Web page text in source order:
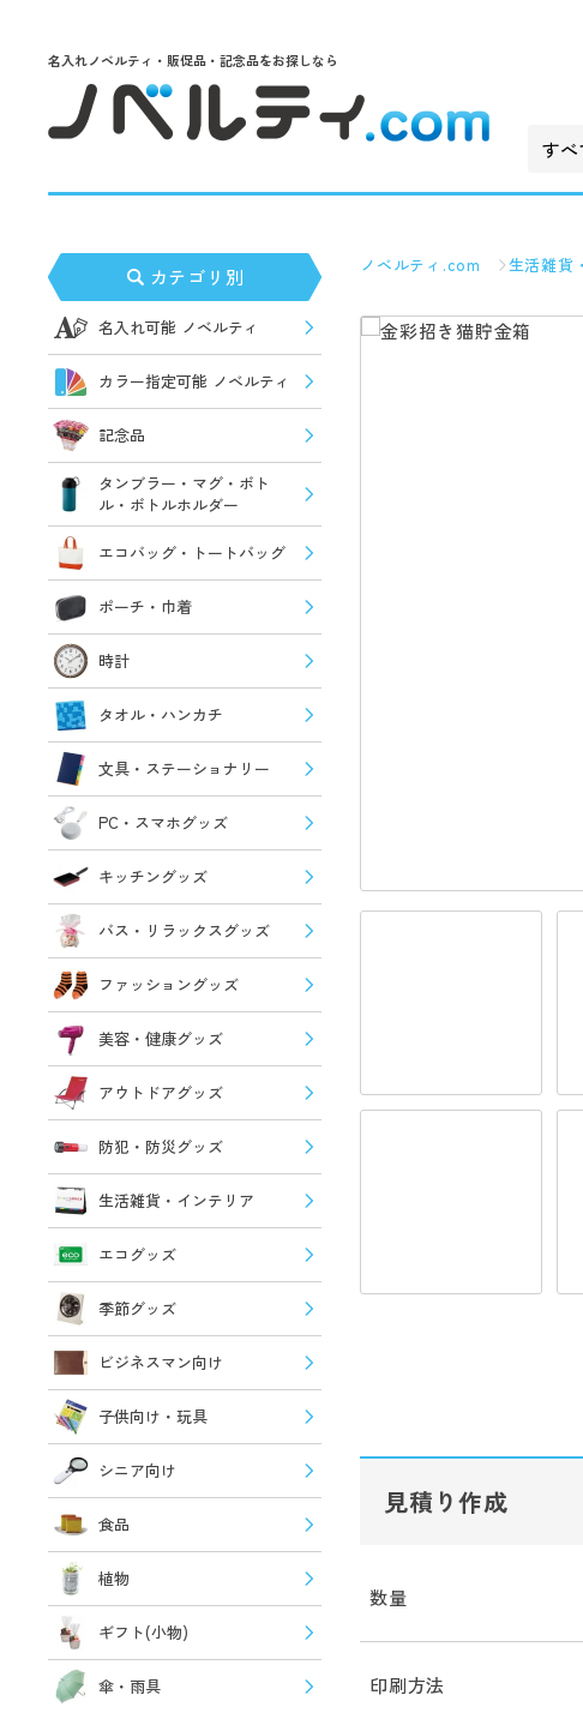
名入れノベルティ・販促品・記念品をお探しなら
カテゴリ別
名入れ可能 ノベルティ
カラー指定可能 ノベルティ
記念品
タンブラー・マグ・ボト
ル・ボトルホルダー
エコバッグ・トートバッグ
ポーチ・巾着
時計
タオル・ハンカチ
文具・ステーショナリー
PC・スマホグッズ
キッチングッズ
バス・リラックスグッズ
ファッショングッズ
美容・健康グッズ
アウトドアグッズ
防犯・防災グッズ
生活雑貨・インテリア
エコグッズ
季節グッズ
ビジネスマン向け
子供向け・玩具
シニア向け
食品
植物
ギフト(小物)
傘・雨具
ノベルティ.com 生活雑貨
見積り作成
数量
印刷方法